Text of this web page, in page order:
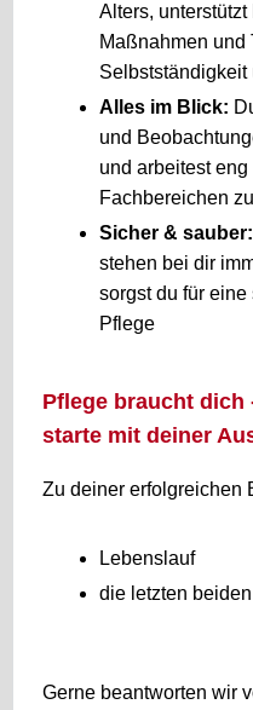
Alters,
Maßnahmen und
Alles im Blick:
und
und arbeitest
Fachbereichen
Sicher & sauber:
stehen bei dir
sorgst du für
Pflege
Pflege braucht dich
starte mit deiner
Zu deiner erfolgreichen
Lebenslauf
die letzten
Gerne beantworten wir